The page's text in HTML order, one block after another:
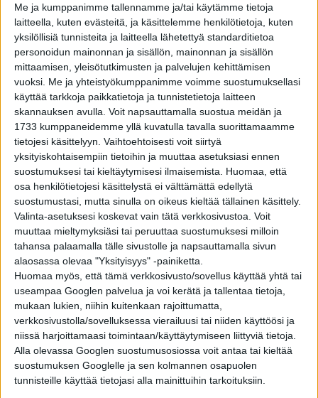
Me ja kumppanimme tallennamme ja/tai käytämme tietoja
laitteella, kuten evästeitä, ja käsittelemme henkilötietoja, kuten
yksilöllisiä tunnisteita ja laitteella lähetettyä standarditietoa
personoidun mainonnan ja sisällön, mainonnan ja sisällön
mittaamisen, yleisötutkimusten ja palvelujen kehittämisen
vuoksi. Me ja yhteistyökumppanimme voimme suostumuksellasi
käyttää tarkkoja paikkatietoja ja tunnistetietoja laitteen
skannauksen avulla. Voit napsauttamalla suostua meidän ja
1733 kumppaneidemme yllä kuvatulla tavalla suorittamaamme
tietojesi käsittelyyn. Vaihtoehtoisesti voit siirtyä
yksityiskohtaisempiin tietoihin ja muuttaa asetuksiasi ennen
suostumuksesi tai kieltäytymisesi ilmaisemista.
Huomaa, että
osa henkilötietojesi käsittelystä ei välttämättä edellytä
suostumustasi, mutta sinulla on oikeus kieltää tällainen käsittely.
Valinta-asetuksesi koskevat vain tätä verkkosivustoa. Voit
muuttaa mieltymyksiäsi tai peruuttaa suostumuksesi milloin
tahansa palaamalla tälle sivustolle ja napsauttamalla sivun
alaosassa olevaa "Yksityisyys" -painiketta.
Huomaa myös, että tämä verkkosivusto/sovellus käyttää yhtä tai
useampaa Googlen palvelua ja voi kerätä ja tallentaa tietoja,
mukaan lukien, niihin kuitenkaan rajoittumatta,
verkkosivustolla/sovelluksessa vierailuusi tai niiden käyttöösi ja
niissä harjoittamaasi toimintaan/käyttäytymiseen liittyviä tietoja.
Alla olevassa Googlen suostumusosiossa voit antaa tai kieltää
suostumuksen Googlelle ja sen kolmannen osapuolen
tunnisteille käyttää tietojasi alla mainittuihin tarkoituksiin.
OUDOT UUTISET 3 vuotta sitten
Kissa pelasti koiran kojoottien
hampaista – hurja tilanne tallentui
kodin valvontakameraan!
TIEDE 3 vuotta sitten
Hävinneet haukut: 10 sukupuuttoon kuollutta
koirarotua – osa 1
Kiinanharjakoira Scooter syntyi takajalat
taaksepäin – voitti nyt Maailman rumin koira -
tittelin
OUDOT UUTISET 4 vuotta sitten
Lempinimellä ”Pornonhaistelija” tunnettu
poliisikoira on kuollut – takana kunnioitettava
ura seksuaalirikosten selvittämisessä
OUDOT UUTISET 4 vuotta sitten
Metsästysreissun järkyttävä päätös: Koira
ampui omistajansa